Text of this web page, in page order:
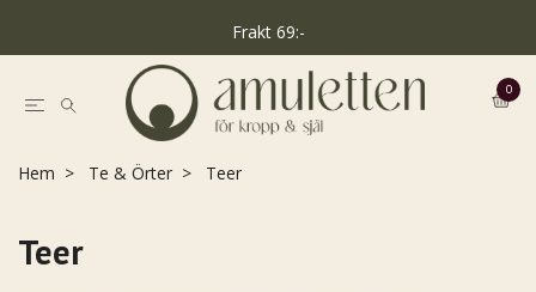
Frakt 69:-
0
Hem Te & Örter Teer
Teer